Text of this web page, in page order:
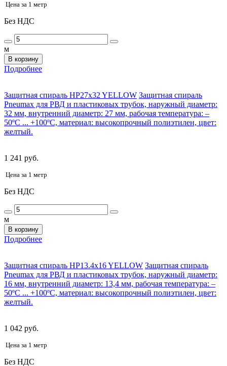
Цена за 1 метр
Без НДС
м
В корзину
Подробнее
Защитная спираль HP27x32 YELLOW Защитная спираль
Pneumax для РВД и пластиковых трубок, наружный диаметр:
32 мм, внутренний диаметр: 27 мм, рабочая температура: –
50ºС ... +100ºС, материал: высокопрочный полиэтилен, цвет:
желтый.
1 241 руб.
Цена за 1 метр
Без НДС
м
В корзину
Подробнее
Защитная спираль HP13.4x16 YELLOW Защитная спираль
Pneumax для РВД и пластиковых трубок, наружный диаметр:
16 мм, внутренний диаметр: 13,4 мм, рабочая температура: –
50ºС ... +100ºС, материал: высокопрочный полиэтилен, цвет:
желтый.
1 042 руб.
Цена за 1 метр
Без НДС